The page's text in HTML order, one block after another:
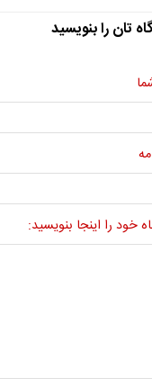
تان را بنویسید
خود را اینجا بنویسید: